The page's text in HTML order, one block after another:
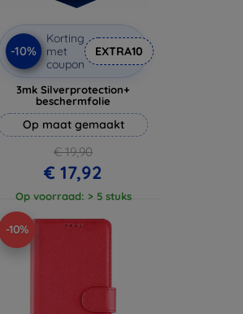
-10%
Korting
met
coupon
EXTRA10
3mk Silverprotection+
beschermfolie
Op maat gemaakt
€ 19,90
€ 17,92
Op voorraad: > 5 stuks
-10%